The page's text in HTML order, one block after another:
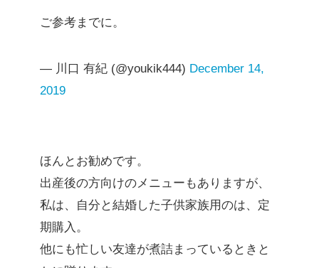
ご参考までに。
— 川口 有紀 (@youkik444) December 14,
2019
ほんとお勧めです。
出産後の方向けのメニューもありますが、
私は、自分と結婚した子供家族用のは、定
期購入。
他にも忙しい友達が煮詰まっているときと